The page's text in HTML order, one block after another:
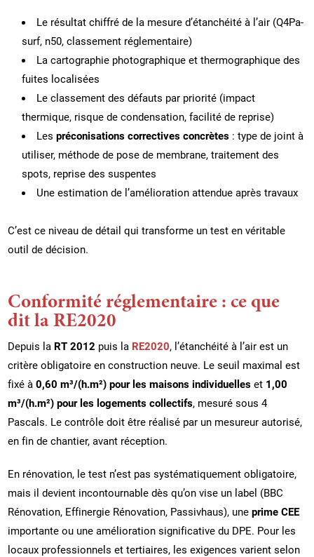
Le résultat chiffré de la mesure d’étanchéité à l’air (Q4Pa-
surf, n50, classement réglementaire)
La cartographie photographique et thermographique des
fuites localisées
Le classement des défauts par priorité (impact
thermique, risque de condensation, facilité de reprise)
Lespréconisations correctives concrètes : type de joint à
utiliser, méthode de pose de membrane, traitement des
spots, reprise des suspentes
Une estimation de l’amélioration attendue après travaux
C’est ce niveau de détail qui transforme un test en véritable
outil de décision.
Conformité réglementaire : ce que
dit la RE2020
Depuis la RT 2012 puis la RE2020, l’étanchéité à l’air est un
critère obligatoire en construction neuve. Le seuil maximal est
fixé à0,60 m³/(h.m²) pour les maisons individuelles et 1,00
m³/(h.m²) pour les logements collectifs, mesuré sous 4
Pascals. Le contrôle doit être réalisé par un mesureur autorisé,
en fin de chantier, avant réception.
En rénovation, le test n’est pas systématiquement obligatoire,
mais il devient incontournable dès qu’on vise un label (BBC
Rénovation, Effinergie Rénovation, Passivhaus), uneprime CEE
importante ou une amélioration significative du DPE. Pour les
locaux professionnels et tertiaires, les exigences varient selon